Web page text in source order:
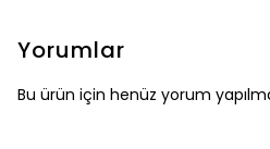
Yorumlar
Bu ürün için henüz yorum